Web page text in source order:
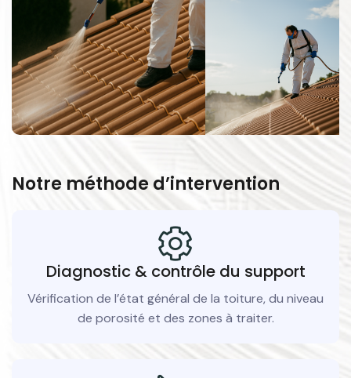
Notre méthode d’intervention
Diagnostic & contrôle du support
Vérification de l’état général de la toiture, du niveau
de porosité et des zones à traiter.